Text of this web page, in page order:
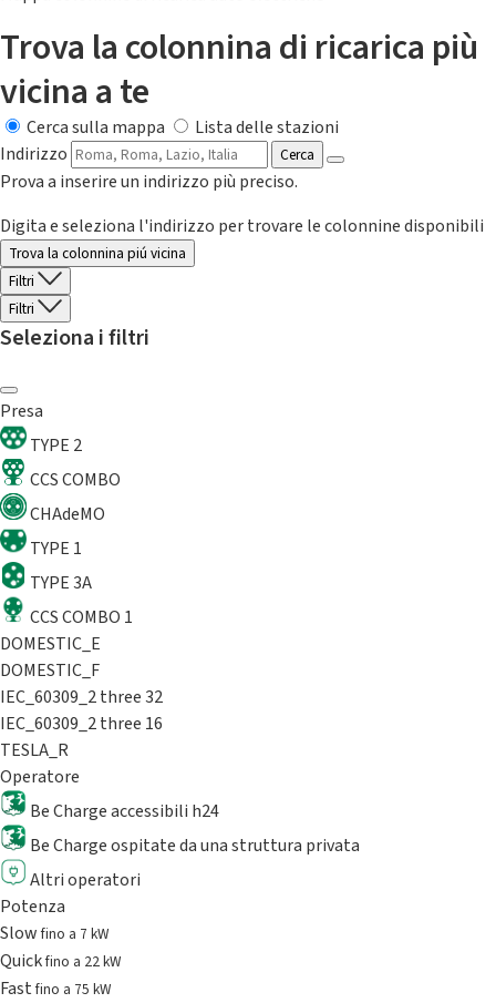
Trova la colonnina di ricarica più
vicina a te
Cerca sulla mappa
Lista delle stazioni
Indirizzo
Cerca
Prova a inserire un indirizzo più preciso.
Digita e seleziona l'indirizzo per trovare le colonnine disponibili
Trova la colonnina piú vicina
Filtri
Filtri
Seleziona i filtri
Presa
TYPE 2
CCS COMBO
CHAdeMO
TYPE 1
TYPE 3A
CCS COMBO 1
DOMESTIC_E
DOMESTIC_F
IEC_60309_2 three 32
IEC_60309_2 three 16
TESLA_R
Operatore
Be Charge accessibili h24
Be Charge ospitate da una struttura privata
Altri operatori
Potenza
Slowfino a 7 kW
Quickfino a 22 kW
Fastfino a 75 kW